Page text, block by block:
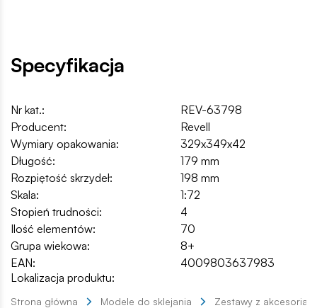
Specyfikacja
Nr kat.:
REV-63798
Producent:
Revell
Wymiary opakowania:
329x349x42
Długość:
179 mm
Rozpiętość skrzydeł:
198 mm
Skala:
1:72
Stopień trudności:
4
Ilość elementów:
70
Grupa wiekowa:
8+
EAN:
4009803637983
Lokalizacja produktu:
Strona główna Modele do sklejania Zestawy z akcesoriami